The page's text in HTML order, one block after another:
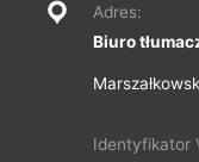
Adres:
Biuro
Identyfikator